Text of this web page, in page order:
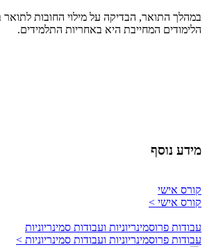
במהלך התואר, הבדיקה על מילוי החובות
הלימודים המחייבת היא באחריות התלמידים.
מידע נוסף
קורס אישי
קורס אישי >
עבודות פרוסמינריוניות ועבודות סמינריוניות
עבודות פרוסמינריוניות ועבודות סמינריוניות >